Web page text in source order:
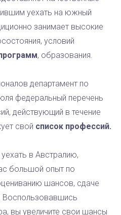
уехать на южный
занимает высокие
условий
, образования.
департамент по
федеральный перечень
действующий в течение
свой список профессий.
в Австралию,
большой опыт по
шансов, сдаче
Воспользовавшись
вы увеличите свои шансы